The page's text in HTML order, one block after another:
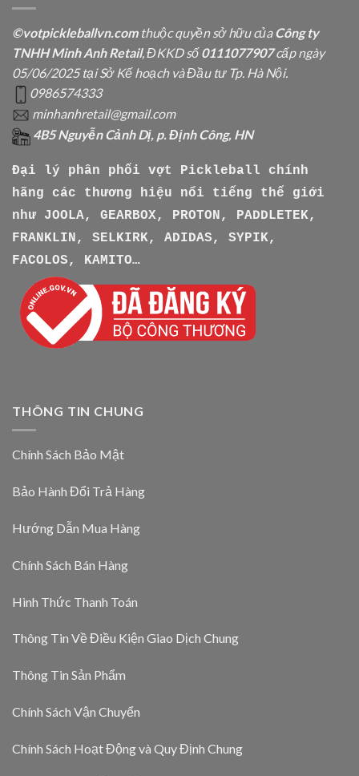
©votpickleballvn.comthuộc quyền sở hữu củaCông ty
TNHH Minh Anh Retail, ĐKKD số0111077907cấp ngày
05/06/2025 tại Sở Kế hoạch và Đầu tư Tp. Hà Nội.
0986574333
minhanhretail@gmail.com
4B5 Nguyễn Cảnh Dị, p. Định Công, HN
Đại lý phân phối vợt Pickleball chính
hãng các thương hiệu nổi tiếng thế giới
như
JOOLA, GEARBOX, PROTON, PADDLETEK,
FRANKLIN, SELKIRK, ADIDAS, SYPIK,
FACOLOS, KAMITO…
THÔNG TIN CHUNG
Chính Sách Bảo Mật
Bảo Hành Đổi Trả Hàng
Hướng Dẫn Mua Hàng
Chính Sách Bán Hàng
Hình Thức Thanh Toán
Thông Tin Về Điều Kiện Giao Dịch Chung
Thông Tin Sản Phẩm
Chính Sách Vận Chuyển
Chính Sách Hoạt Động và Quy Định Chung